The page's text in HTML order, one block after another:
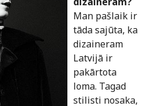
Man pašlaik ir
tāda sajūta, ka
dizaineram
Latvijā ir
pakārtota
loma. Tagad
stilisti nosaka,